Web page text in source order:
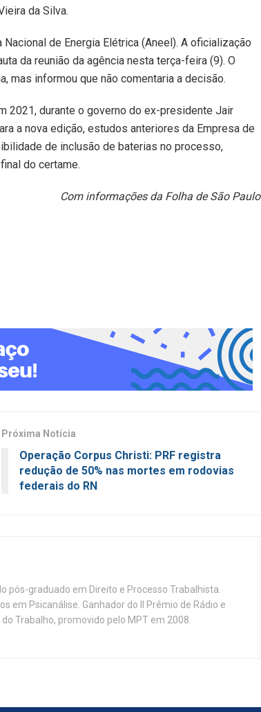
da Silva.
de Energia Elétrica (Aneel). A oficialização
da reunião da agência nesta terça-feira (9). O
mas informou que não comentaria a decisão.
2021, durante o governo do ex-presidente Jair
a nova edição, estudos anteriores da Empresa de
de inclusão de baterias no processo,
do certame.
Com informações da Folha de São Paulo
Próxima Notícia
Operação Corpus Christi: PRF registra
redução de 50% nas mortes em rodovias
federais do RN
pós-graduado em Direito e Processo Trabalhista.
em Psicanálise. Ganhador do II Prêmio de Rádio e
Trabalho, promovido pelo MPT em 2008.